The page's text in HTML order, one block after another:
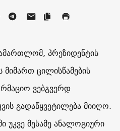
პრეზიდენტის
მიმართ ცილისწამების
ვებგვერდ
გადაწყვეტილება მიიღო.
უკვე მესამე ანალოგიური